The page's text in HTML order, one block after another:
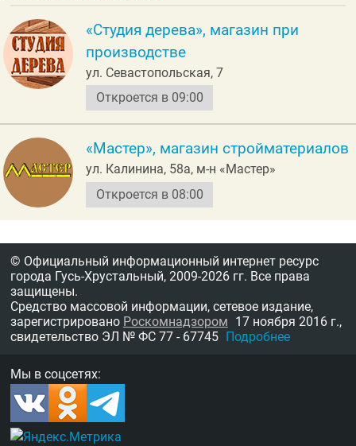
«Студия дерева», магазин при
производстве
ул. Севастопольская, 7
Откроется в 09:00
«Мастер», магазин стройматериалов
ул. Калинина, 58а, м-н «Мастер»
Откроется в 08:00
© Официальный информационный интернет ресурс
города Гусь-Хрустальный, 2009-2026 гг. Все права
защищены.
Средство массовой информации, сетевое издание,
зарегистрировано Роскомнадзором 17 ноября 2016 г.,
свидетельство ЭЛ № ФС 77 - 67745 Подробнее
Мы в соцсетях: